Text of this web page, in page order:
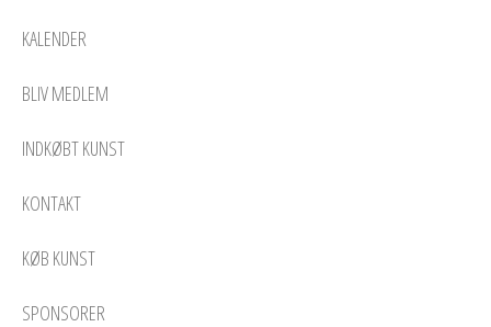
KALENDER
BLIV MEDLEM
INDKØBT KUNST
KONTAKT
KØB KUNST
SPONSORER